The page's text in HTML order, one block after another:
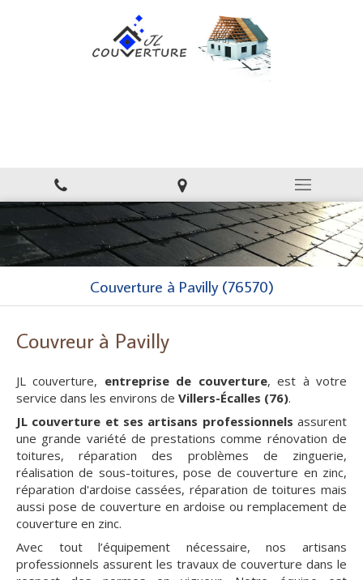
Couverture à Pavilly (76570)
Couvreur à Pavilly
JL couverture, entreprise de couverture, est à votre
service dans les environs de Villers-Écalles (76).
JL couverture et ses artisans professionnels assurent
une grande variété de prestations comme rénovation de
toitures, réparation des problèmes de zinguerie,
réalisation de sous-toitures, pose de couverture en zinc,
réparation d'ardoise cassées, réparation de toitures mais
aussi pose de couverture en ardoise ou remplacement de
couverture en zinc.
Avec tout l’équipement nécessaire, nos artisans
professionnels assurent les travaux de couverture dans le